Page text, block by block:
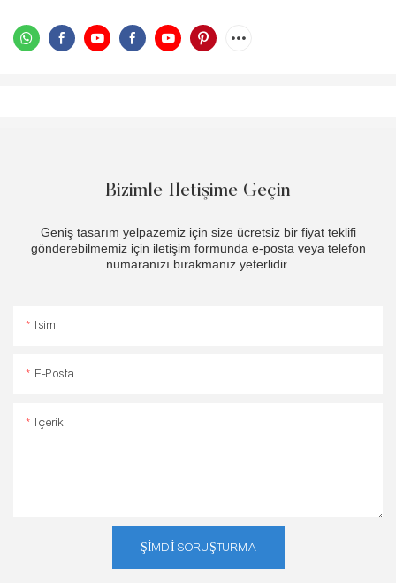
Bizimle Iletişime Geçin
Geniş tasarım yelpazemiz için size ücretsiz bir fiyat teklifi
gönderebilmemiz için iletişim formunda e-posta veya telefon
numaranızı bırakmanız yeterlidir.
Isim
E-Posta
Içerik
ŞIMDI SORUŞTURMA